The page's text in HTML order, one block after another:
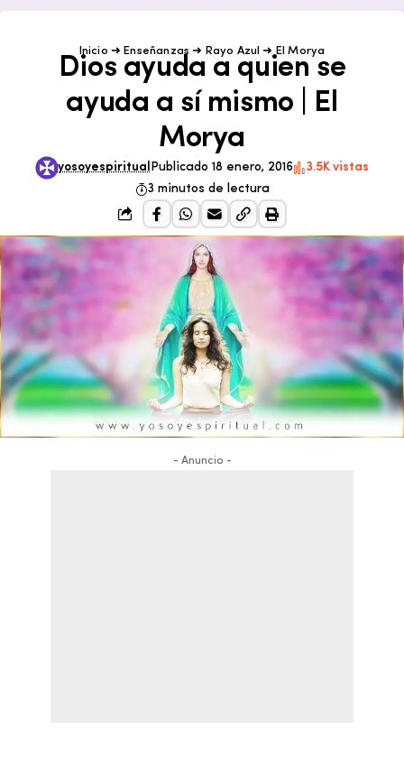
Inicio ➜ Enseñanzas ➜ Rayo Azul ➜ El Morya
Dios ayuda a quien se
ayuda a sí mismo | El
Morya
yosoyespiritual Publicado 18 enero, 2016
3.5K vistas
3 minutos de lectura
- Anuncio -